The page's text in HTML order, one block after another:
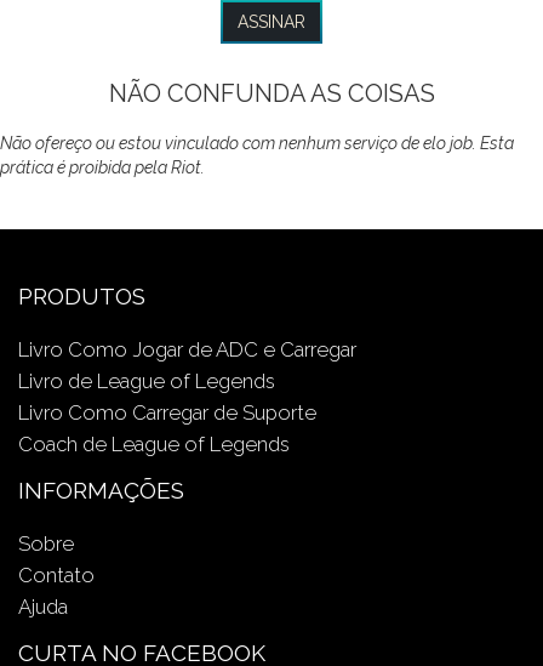
NÃO CONFUNDA AS COISAS
Não ofereço ou estou vinculado com nenhum serviço de elo job. Esta
prática é proibida pela Riot.
PRODUTOS
Livro Como Jogar de ADC e Carregar
Livro de League of Legends
Livro Como Carregar de Suporte
Coach de League of Legends
INFORMAÇÕES
Sobre
Contato
Ajuda
CURTA NO FACEBOOK